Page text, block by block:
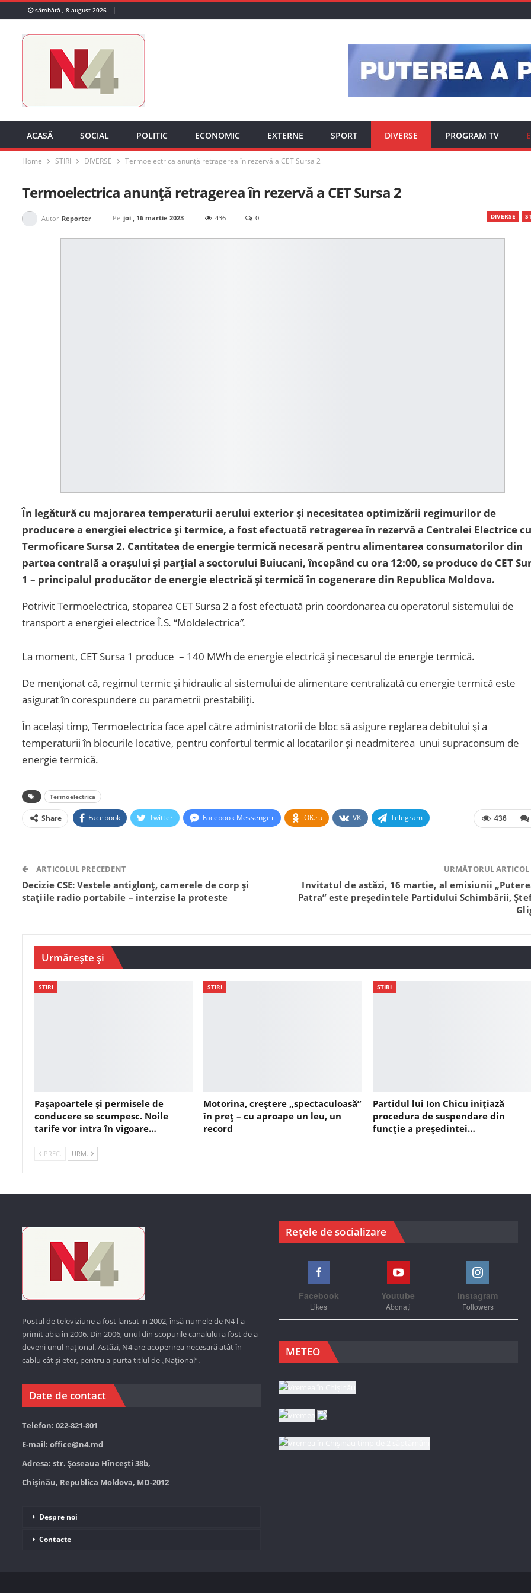
sâmbătă , 8 august 2026
ACASĂ SOCIAL POLITIC ECONOMIC EXTERNE SPORT DIVERSE PROGRAM TV
Home STIRI DIVERSE Termoelectrica anunță retragerea în rezervă a CET Sursa 2
Termoelectrica anunță retragerea în rezervă a CET Sursa 2
DIVERSE
Autor Reporter Pe joi , 16 martie 2023 436 0
În legătură cu majorarea temperaturii aerului exterior și necesitatea optimizării regimurilor de
producere a energiei electrice și termice, a fost efectuată retragerea în rezervă a Centralei Electrice cu
Termoficare Sursa 2. Cantitatea de energie termică necesară pentru alimentarea consumatorilor din
partea centrală a orașului și parțial a sectorului Buiucani, începând cu ora 12:00, se produce de CET
1 – principalul producător de energie electrică și termică în cogenerare din Republica Moldova.
Potrivit Termoelectrica, stoparea CET Sursa 2 a fost efectuată prin coordonarea cu operatorul sistemului de
transport a energiei electrice Î.S. “Moldelectrica”.
La moment, CET Sursa 1 produce – 140 MWh de energie electrică și necesarul de energie termică.
De menționat că, regimul termic și hidraulic al sistemului de alimentare centralizată cu energie termică este
asigurat în corespundere cu parametrii prestabiliți.
În același timp, Termoelectrica face apel către administratorii de bloc să asigure reglarea debitului și a
temperaturii în blocurile locative, pentru confortul termic al locatarilor și neadmiterea unui supraconsum de
energie termică.
Termoelectrica
436
Share Facebook Twitter Facebook Messenger OK.ru VK Telegram
ARTICOLUL PRECEDENT
Decizie CSE: Vestele antiglonţ, camerele de corp și
stațiile radio portabile – interzise la proteste
URMĂTORUL ARTICOL
Invitatul de astăzi, 16 martie, al emisiunii
Patra” este președintele Partidului Schimbării,
Urmărește și
STIRI
Pașapoartele și permisele de
conducere se scumpesc. Noile
tarife vor intra în vigoare…
STIRI
Motorina, creștere „spectaculoasă”
în preț – cu aproape un leu, un
record
STIRI
Partidul lui Ion Chicu inițiază
procedura de suspendare din
funcție a președintei…
PREC. URM.
Postul de televiziune a fost lansat in 2002, însă numele de N4 l-a
primit abia în 2006. Din 2006, unul din scopurile canalului a fost de a
deveni unul național. Astăzi, N4 are acoperirea necesară atât în
cablu cât și eter, pentru a purta titlul de „Național”.
Date de contact
Telefon: 022-821-801
E-mail: office@n4.md
Adresa: str. Șoseaua Hînceşti 38b,
Chișinău, Republica Moldova, MD-2012
Despre noi
Contacte
Rețele de socializare
Facebook
Likes
Youtube
Abonați
Instagram
Followers
METEO